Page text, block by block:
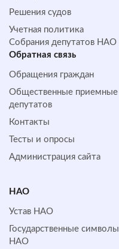
Решения судов
Учетная политика
Собрания депутатов НАО
Обратная cвязь
Обращения граждан
Общественные приемные
депутатов
Контакты
Тесты и опросы
Администрация сайта
НАО
Устав НАО
Государственные символы
НАО